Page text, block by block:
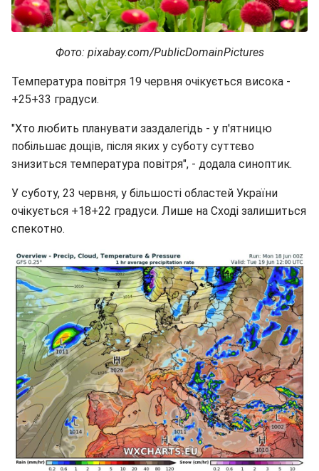
Фото: pixabay.com/PublicDomainPictures
Температура повітря 19 червня очікується висока -
+25+33 градуси.
"Хто любить планувати заздалегідь - у п'ятницю
побільшає дощів, після яких у суботу суттєво
знизиться температура повітря", - додала синоптик.
У суботу, 23 червня, у більшості областей України
очікується +18+22 градуси. Лише на Сході залишиться
спекотно.